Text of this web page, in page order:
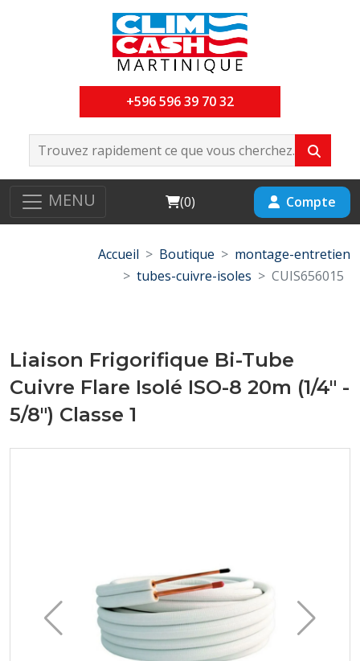
+596 596 39 70 32
MENU Cart
(0) Compte
Accueil Boutique
montage-entretien
tubes-cuivre-isoles
CUIS656015
Liaison Frigorifique Bi-Tube
Cuivre Flare Isolé ISO-8 20m (1/4" -
5/8") Classe 1